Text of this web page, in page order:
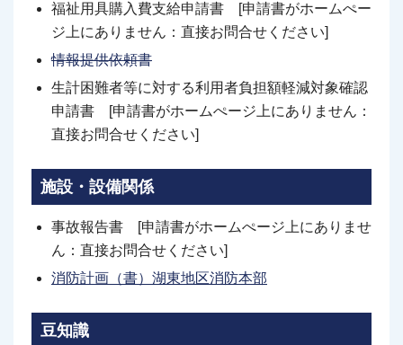
福祉用具購入費支給申請書 [申請書がホームぺー
ジ上にありません：直接お問合せください]
情報提供依頼書
生計困難者等に対する利用者負担額軽減対象確認
申請書 [申請書がホームぺージ上にありません：
直接お問合せください]
施設・設備関係
事故報告書 [申請書がホームぺージ上にありませ
ん：直接お問合せください]
消防計画（書）湖東地区消防本部
豆知識